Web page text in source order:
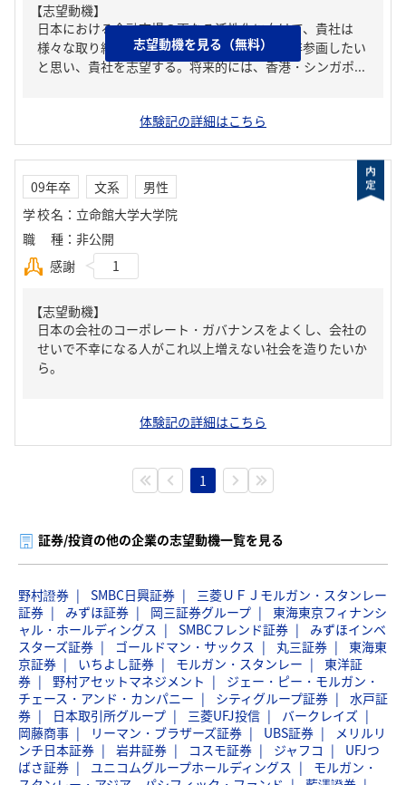
【志望動機】
日本における金融市場の更なる活性化に向けて、貴社は
様々な取り組みを行っており、私はそこに是非参画したい
と思い、貴社を志望する。将来的には、香港・シンガポ...
体験記の詳細はこちら
志望動機を見る（無料）
09年卒 文系
男性
学校名 ： 立命館大学大学院
職種 ： 非公開
感謝
1
【志望動機】
日本の会社のコーポレート・ガバナンスをよくし、会社の
せいで不幸になる人がこれ以上増えない社会を造りたいか
ら。
体験記の詳細はこちら
1
証券/投資の他の企業の志望動機一覧を見る
野村證券 SMBC日興証券
三菱ＵＦＪモルガン・スタンレー
証券
みずほ証券 岡三証券グループ
東海東京フィナンシ
ャル・ホールディングス
SMBCフレンド証券
みずほインベ
スターズ証券
ゴールドマン・サックス 丸三証券
東海東
京証券
いちよし証券 モルガン・スタンレー
東洋証
券
野村アセットマネジメント
ジェー・ピー・モルガン・
チェース・アンド・カンパニー
シティグループ証券
水戸証
券
日本取引所グループ 三菱UFJ投信
バークレイズ
岡藤商事
リーマン・ブラザーズ証券 UBS証券
メリルリ
ンチ日本証券
岩井証券 コスモ証券 ジャフコ
UFJつ
ばさ証券
ユニコムグループホールディングス
モルガン・